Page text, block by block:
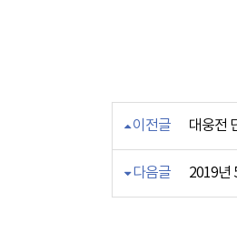
이전글 대웅전
다음글 2019년